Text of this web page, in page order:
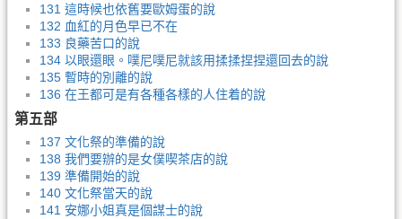
131 這時候也依舊要歐姆蛋的說
132 血紅的月色早已不在
133 良藥苦口的說
134 以眼還眼。噗尼噗尼就該用揉揉捏捏還回去的說
135 暫時的別離的說
136 在王都可是有各種各樣的人住着的說
第五部
137 文化祭的準備的說
138 我們要辦的是女僕喫茶店的說
139 準備開始的說
140 文化祭當天的說
141 安娜小姐真是個謀士的說